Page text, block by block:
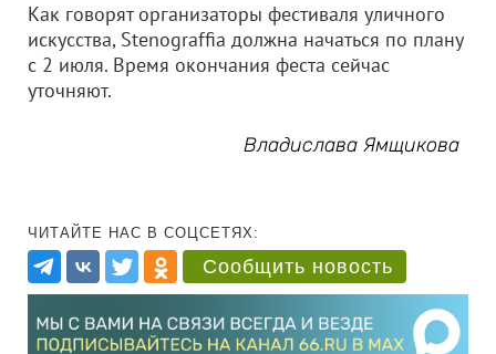
Как говорят организаторы фестиваля уличного
искусства, Stenograffia должна начаться по плану
с 2 июля. Время окончания феста сейчас
уточняют.
Владислава Ямщикова
ЧИТАЙТЕ НАС В СОЦСЕТЯХ:
Сообщить новость